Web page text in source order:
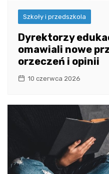
Szkoły i przedszkola
Dyrektorzy
omawiali nowe
orzeczeń i opinii
10 czerwca 2026